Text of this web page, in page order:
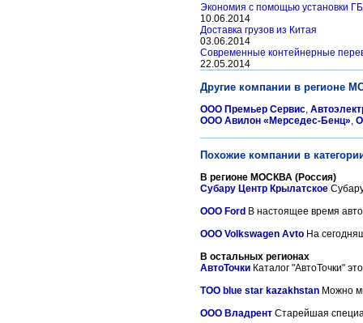
Экономия с помощью установки
10.06.2014
Доставка грузов из Китая
03.06.2014
Современные контейнерные
22.05.2014
Другие компании в регионе
ООО Премьер Сервис,
ООО Авилон «Мерседес-Бенц»,
Похожие компании в
В регионе МОСКВА (Россия)
Субару Центр Крылатское
OOO Ford В настоящее время
OOO Volkswagen Avto На
В остальных регионах
АвтоТочки Каталог "АвтоТочки"
ТОО blue star kazakhstan Можно
ООО Владрент Старейшая